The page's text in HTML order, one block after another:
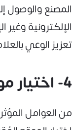
المصنع والوصول
الإلكترونية
تعزيز الوعي
4- اختيار موقع المصنع
من العوامل